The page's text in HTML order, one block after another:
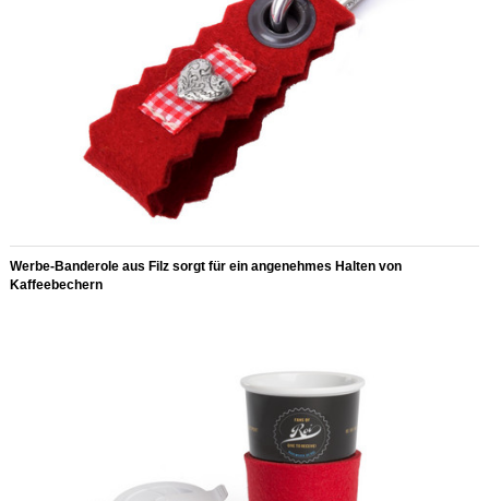
Werbe-Banderole aus Filz sorgt für ein angenehmes Halten von
Kaffeebechern